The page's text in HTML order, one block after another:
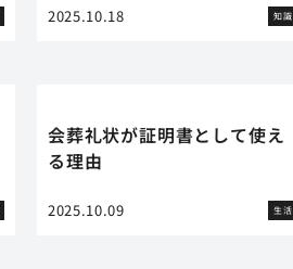
2025.10.18 知識
会葬礼状が証明書として使え
る理由
2025.10.09 生活